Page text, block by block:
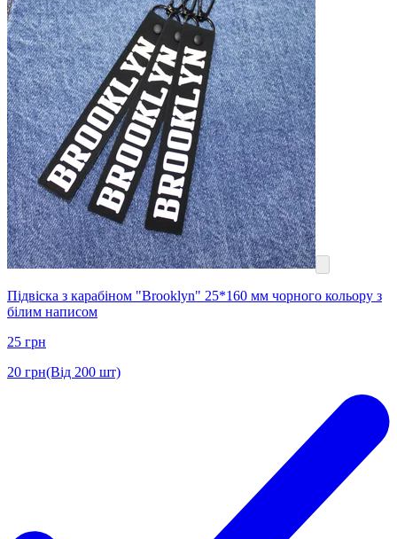
Підвіска з карабіном "Brooklyn" 25*160 мм чорного кольору з
білим написом
25 грн
20 грн(Від 200 шт)